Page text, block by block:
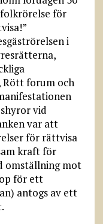
för
i
Rött forum och
vid
var att
för rättvisa
kraft för
omställning mot
för ett
antogs av ett